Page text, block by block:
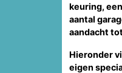
keuring,
aantal
aandacht
Hieronder
eigen